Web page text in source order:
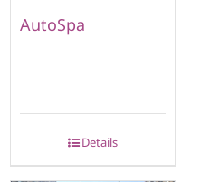
AutoSpa
Details